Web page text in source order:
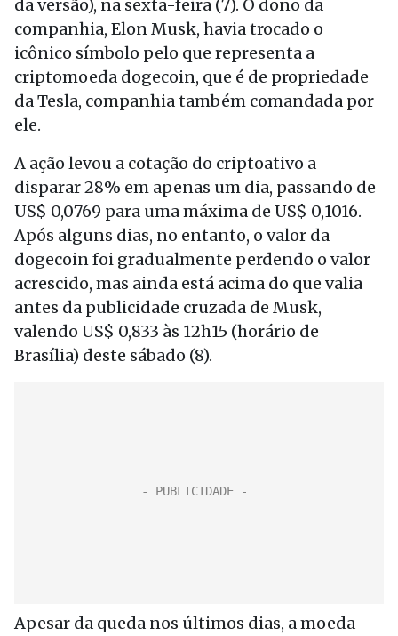
da versão), na sexta-feira (7). O dono da
companhia, Elon Musk, havia trocado o
icônico símbolo pelo que representa a
criptomoeda dogecoin, que é de propriedade
da Tesla, companhia também comandada por
ele.
A ação levou a cotação do criptoativo a
disparar 28% em apenas um dia, passando de
US$ 0,0769 para uma máxima de US$ 0,1016.
Após alguns dias, no entanto, o valor da
dogecoin foi gradualmente perdendo o valor
acrescido, mas ainda está acima do que valia
antes da publicidade cruzada de Musk,
valendo US$ 0,833 às 12h15 (horário de
Brasília) deste sábado (8).
Apesar da queda nos últimos dias, a moeda